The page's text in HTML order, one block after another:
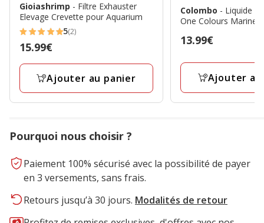
Gioiashrimp - Filtre Exhauster
Elevage Crevette pour Aquarium
5
étoiles
avec
avis
5(2)
Prix
15.99€
15.99€
Ajouter au panier
Colombo - Liquide
One Colours Marine
Prix
13.99€
Ajouter
Pourquoi nous choisir ?
Paiement 100% sécurisé avec la possibilité de payer
en 3 versements, sans frais.
Retours jusqu’à 30 jours. Modalités de retour